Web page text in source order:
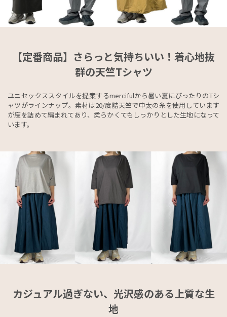
【定番商品】さらっと気持ちいい！着心地抜
群の天竺Tシャツ
ユニセックススタイルを提案するmercifulから暑い夏にぴったりのTシ
ャツがラインナップ。素材は20/度詰天竺で中太の糸を使用しています
が度を詰めて編まれてあり、柔らかくてもしっかりとした生地になって
います。
カジュアル過ぎない、光沢感のある上質な生
地